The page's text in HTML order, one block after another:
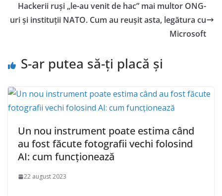
Hackerii ruși „le-au venit de hac” mai multor ONG-
uri și instituții NATO. Cum au reușit asta, legătura cu
Microsoft
S-ar putea să-ți placă și
Un nou instrument poate estima când
au fost făcute fotografii vechi folosind
AI: cum funcționează
22 august 2023